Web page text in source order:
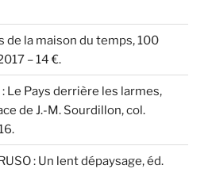
de la maison du temps, 100
– 14 €.
Le Pays derrière les larmes,
de J.-M. Sourdillon, col.
: Un lent dépaysage, éd.